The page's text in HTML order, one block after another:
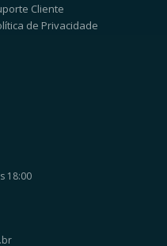
Cliente
de Privacidade
18:00